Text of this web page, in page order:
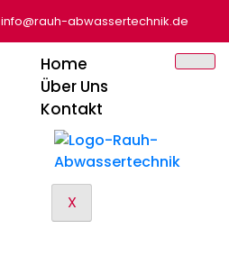
info@rauh-abwassertechnik.de
Home
Über Uns
Kontakt
X